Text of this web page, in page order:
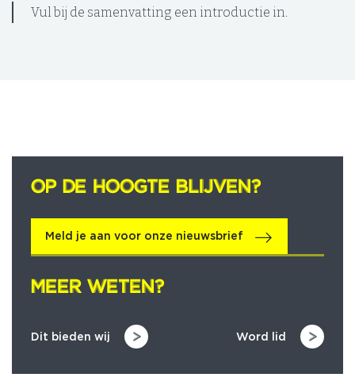
Vul bij de samenvatting een introductie in.
OP DE HOOGTE BLIJVEN?
OP DE HOOGTE BLIJVEN?
Meld je aan voor onze nieuwsbrief
MEER WETEN?
MEER WETEN?
Dit bieden wij Word lid